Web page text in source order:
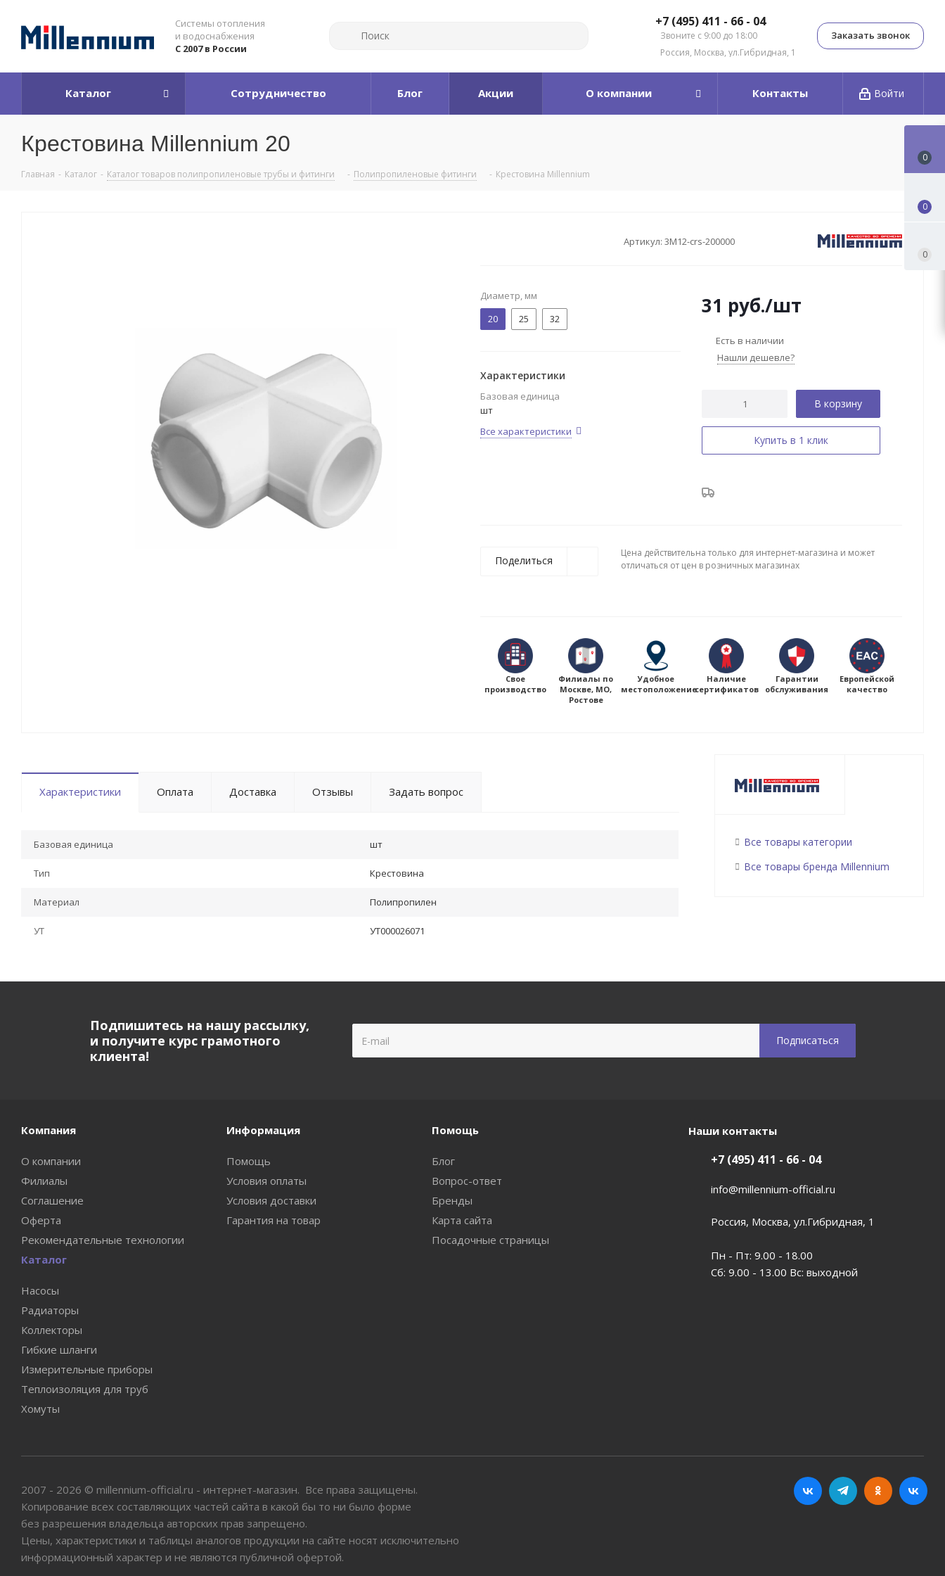
Системы отопления
и водоснабжения
С 2007 в России
+7 (495) 411 - 66 - 04
Звоните с 9:00 до 18:00
Россия, Москва, ул.Гибридная, 1
Заказать звонок
Войти
Каталог Сотрудничество Блог Акции О компании Контакты
Крестовина Millennium 20
Главная - Каталог - Каталог товаров полипропиленовые трубы и фитинги - Полипропиленовые фитинги - Крестовина Millennium
Артикул: 3M12-crs-200000
Диаметр, мм
20
25 32
Характеристики
Базовая единица
шт
Все характеристики
31 руб./шт
Есть в наличии
Нашли дешевле?
В корзину
Купить в 1 клик
Поделиться
Цена действительна только для интернет-магазина и может
отличаться от цен в розничных магазинах
Свое
производство
Филиалы по
Москве, МО,
Ростове
Удобное
местоположение
Наличие
сертификатов
Гарантии
обслуживания
Европейской
качество
Характеристики Оплата Доставка Отзывы Задать вопрос
Базовая единица шт
Тип Крестовина
Материал Полипропилен
УТ УТ000026071
Все товары категории
Все товары бренда Millennium
Подпишитесь на нашу рассылку,
и получите курс грамотного
клиента!
Компания
О компании
Филиалы
Соглашение
Оферта
Рекомендательные технологии
Информация
Помощь
Условия оплаты
Условия доставки
Гарантия на товар
Помощь
Блог
Вопрос-ответ
Бренды
Карта сайта
Посадочные страницы
Каталог
Насосы
Радиаторы
Коллекторы
Гибкие шланги
Измерительные приборы
Теплоизоляция для труб
Хомуты
Наши контакты
+7 (495) 411 - 66 - 04
info@millennium-official.ru
Россия, Москва, ул.Гибридная, 1
Пн - Пт: 9.00 - 18.00
Сб: 9.00 - 13.00 Вс: выходной
2007 - 2026 © millennium-official.ru - интернет-магазин. Все права защищены.
Копирование всех составляющих частей сайта в какой бы то ни было форме
без разрешения владельца авторских прав запрещено.
Цены, характеристики и таблицы аналогов продукции на сайте носят исключительно
информационный характер и не являются публичной офертой.
0
0
0